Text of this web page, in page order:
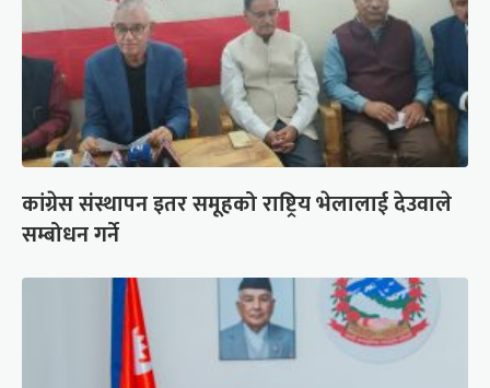
कांग्रेस संस्थापन इतर समूहको राष्ट्रिय भेलालाई देउवाले
सम्बोधन गर्ने